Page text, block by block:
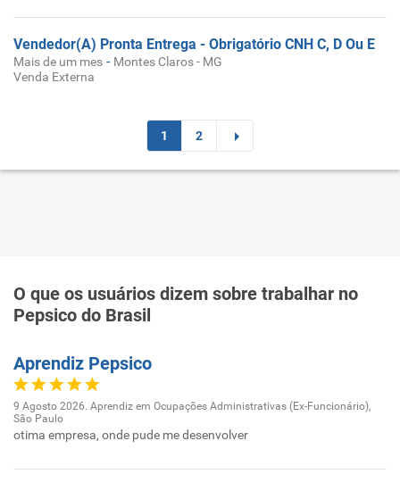
Vendedor(A) Pronta Entrega - Obrigatório CNH C, D Ou E
Mais de um mes - Montes Claros - MG
Venda Externa
1 2
O que os usuários dizem sobre trabalhar no
Pepsico do Brasil
Aprendiz Pepsico
9 Agosto 2026. Aprendiz em Ocupações Administrativas (Ex-Funcionário),
São Paulo
otima empresa, onde pude me desenvolver